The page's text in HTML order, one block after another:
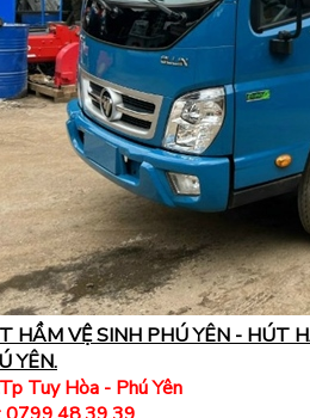
HẦM VỆ SINH PHÚ YÊN - HÚT
YÊN.
Tuy Hòa - Phú Yên